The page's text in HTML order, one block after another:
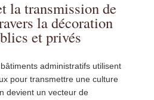
la transmission de
la décoration
et privés
administratifs utilisent
pour transmettre une culture
devient un vecteur de